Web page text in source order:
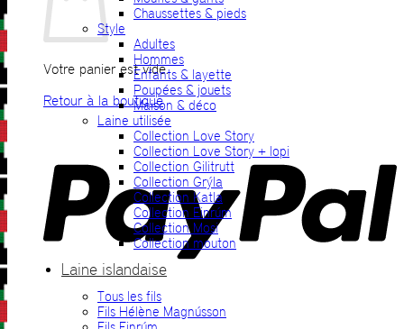
Votre panier est vide.
Retour à la boutique
Chaussettes & pieds
Style
Adultes
Hommes
Enfants & layette
Poupées & jouets
Maison & déco
Laine utilisée
Collection Love Story
Collection Love Story + lopi
Collection Gilitrutt
Collection Grýla
Collection Katla
Collection Einrúm
Collection Mosi
Collection mouton
Laine islandaise
Tous les fils
Fils Hélène Magnússon